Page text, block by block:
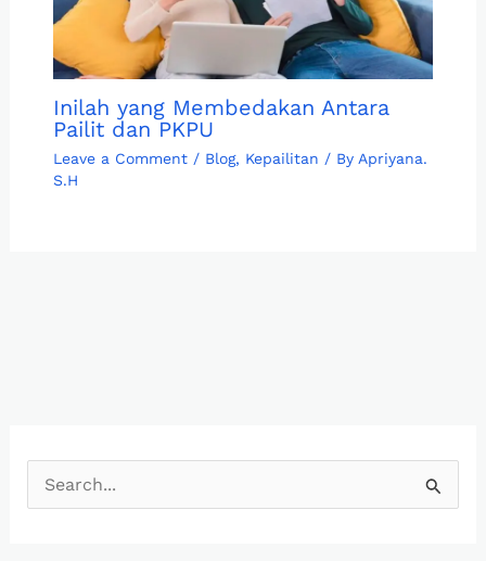
Inilah yang Membedakan Antara
Pailit dan PKPU
Leave a Comment / Blog, Kepailitan / By Apriyana.
S.H
e